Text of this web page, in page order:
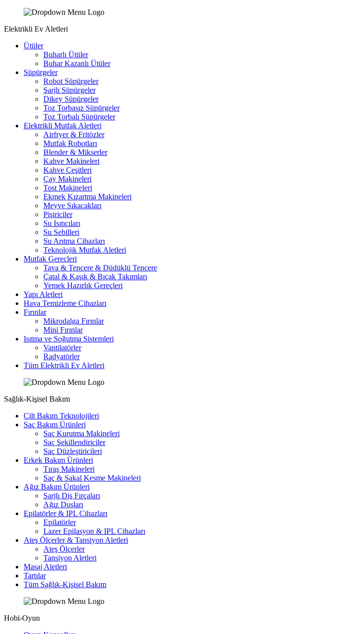
Elektrikli Ev Aletleri
Ütüler
Buharlı Ütüler
Buhar Kazanlı Ütüler
Süpürgeler
Robot Süpürgeler
Şarjlı Süpürgeler
Dikey Süpürgeler
Toz Torbasız Süpürgeler
Toz Torbalı Süpürgeler
Elektrikli Mutfak Aletleri
Airfryer & Fritözler
Mutfak Robotları
Blender & Mikserler
Kahve Makineleri
Kahve Çeşitleri
Çay Makineleri
Tost Makineleri
Ekmek Kızartma Makineleri
Meyve Sıkacakları
Pişiriciler
Su Isıtıcıları
Su Sebilleri
Su Arıtma Cihazları
Teknolojik Mutfak Aletleri
Mutfak Gereçleri
Tava & Tencere & Düdüklü Tencere
Çatal & Kaşık & Bıçak Takımları
Yemek Hazırlık Gereçleri
Yapı Aletleri
Hava Temizleme Cihazları
Fırınlar
Mikrodalga Fırınlar
Mini Fırınlar
Isıtma ve Soğutma Sistemleri
Vantilatörler
Radyatörler
Tüm Elektrikli Ev Aletleri
Sağlık-Kişisel Bakım
Cilt Bakım Teknolojileri
Saç Bakım Ürünleri
Saç Kurutma Makineleri
Saç Şekillendiriciler
Saç Düzleştiricileri
Erkek Bakım Ürünleri
Tıraş Makineleri
Saç & Sakal Kesme Makineleri
Ağız Bakım Ürünleri
Şarjlı Diş Fırçaları
Ağız Duşları
Epilatörler & IPL Cihazları
Epilatörler
Lazer Epilasyon & IPL Cihazları
Ateş Ölçerler & Tansiyon Aletleri
Ateş Ölçerler
Tansiyon Aletleri
Masaj Aletleri
Tartılar
Tüm Sağlık-Kişisel Bakım
Hobi-Oyun